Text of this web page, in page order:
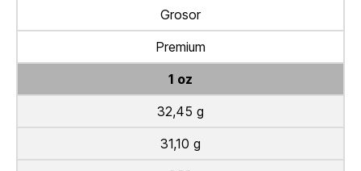
Grosor
Premium
1 oz
32,45 g
31,10 g